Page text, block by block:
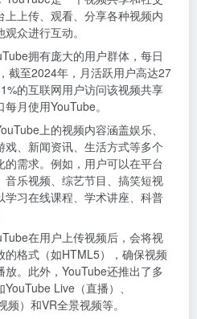
上上传、观看、分享各种视频内
众进行互动。
拥有庞大的用户群体，每日
截至2024年，月活跃用户高达27
的互联网用户访问该视频共享
月使用YouTube。
上的视频内容涵盖娱乐、
戏、新闻资讯、生活方式等多个
的需求。例如，用户可以在平台
音乐视频、综艺节目、搞笑短视
学习在线课程、学术讲座、科普
在用户上传视频后，会将视
的格式（如HTML5），确保视频
。此外，YouTube还推出了多
Live（直播）、
）和VR全景视频等。